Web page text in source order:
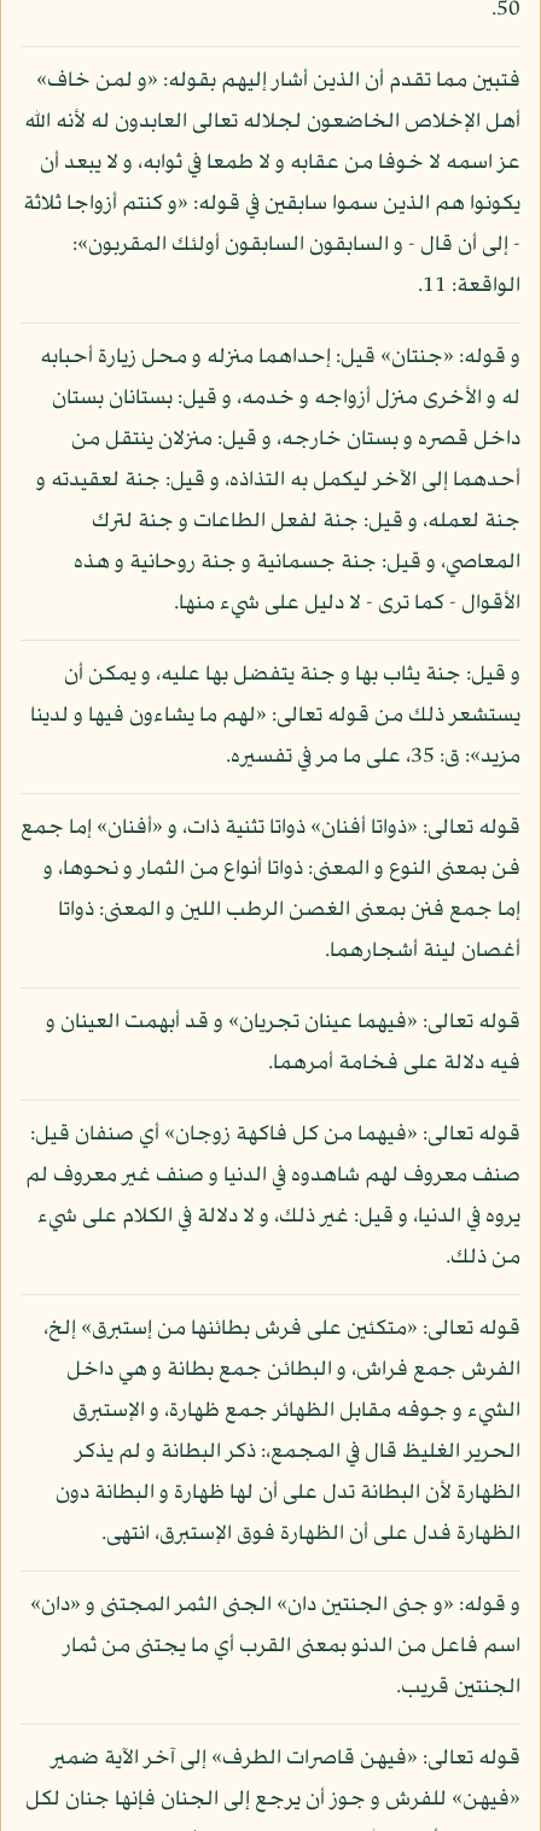
50.
فتبين مما تقدم أن الذين أشار إليهم بقوله: «و لمن خاف»
أهل الإخلاص الخاضعون لجلاله تعالى العابدون له لأنه الله
عز اسمه لا خوفا من عقابه و لا طمعا في ثوابه، و لا يبعد أن
يكونوا هم الذين سموا سابقين في قوله: «و كنتم أزواجا ثلاثة
- إلى أن قال - و السابقون السابقون أولئك المقربون»:
الواقعة: 11.
و قوله: «جنتان» قيل: إحداهما منزله و محل زيارة أحبابه
له و الأخرى منزل أزواجه و خدمه، و قيل: بستانان بستان
داخل قصره و بستان خارجه، و قيل: منزلان ينتقل من
أحدهما إلى الآخر ليكمل به التذاذه، و قيل: جنة لعقيدته و
جنة لعمله، و قيل: جنة لفعل الطاعات و جنة لترك
المعاصي، و قيل: جنة جسمانية و جنة روحانية و هذه
الأقوال - كما ترى - لا دليل على شيء منها.
و قيل: جنة يثاب بها و جنة يتفضل بها عليه، و يمكن أن
يستشعر ذلك من قوله تعالى: «لهم ما يشاءون فيها و لدينا
مزيد»: ق: 35، على ما مر في تفسيره.
قوله تعالى: «ذواتا أفنان» ذواتا تثنية ذات، و «أفنان» إما جمع
فن بمعنى النوع و المعنى: ذواتا أنواع من الثمار و نحوها، و
إما جمع فنن بمعنى الغصن الرطب اللين و المعنى: ذواتا
أغصان لينة أشجارهما.
قوله تعالى: «فيهما عينان تجريان» و قد أبهمت العينان و
فيه دلالة على فخامة أمرهما.
قوله تعالى: «فيهما من كل فاكهة زوجان» أي صنفان قيل:
صنف معروف لهم شاهدوه في الدنيا و صنف غير معروف لم
يروه في الدنيا، و قيل: غير ذلك، و لا دلالة في الكلام على شيء
من ذلك.
قوله تعالى: «متكئين على فرش بطائنها من إستبرق» إلخ،
الفرش جمع فراش، و البطائن جمع بطانة و هي داخل
الشيء و جوفه مقابل الظهائر جمع ظهارة، و الإستبرق
الحرير الغليظ قال في المجمع،: ذكر البطانة و لم يذكر
الظهارة لأن البطانة تدل على أن لها ظهارة و البطانة دون
الظهارة فدل على أن الظهارة فوق الإستبرق، انتهى.
و قوله: «و جنى الجنتين دان» الجنى الثمر المجتنى و «دان»
اسم فاعل من الدنو بمعنى القرب أي ما يجتنى من ثمار
الجنتين قريب.
قوله تعالى: «فيهن قاصرات الطرف» إلى آخر الآية ضمير
«فيهن» للفرش و جوز أن يرجع إلى الجنان فإنها جنان لكل